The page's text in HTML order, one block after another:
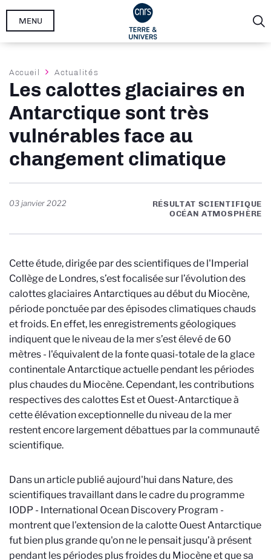
Aller
MENU
Fil
d'Ariane
Accueil Actualités
Les calottes glaciaires en
Antarctique sont très
vulnérables face au
changement climatique
03 janvier 2022
RÉSULTAT SCIENTIFIQUE
OCÉAN ATMOSPHÈRE
Cette étude, dirigée par des scientifiques de l'Imperial
Collège de Londres, s’est focalisée sur l’évolution des
calottes glaciaires Antarctiques au début du Miocène,
période ponctuée par des épisodes climatiques chauds
et froids. En effet, les enregistrements géologiques
indiquent que le niveau de la mer s’est élevé de 60
mètres - l'équivalent de la fonte quasi-totale de la glace
continentale Antarctique actuelle pendant les périodes
plus chaudes du Miocène. Cependant, les contributions
respectives des calottes Est et Ouest-Antarctique à
cette élévation exceptionnelle du niveau de la mer
restent encore largement débattues par la communauté
scientifique.
Dans un article publié aujourd'hui dans Nature, des
scientifiques travaillant dans le cadre du programme
IODP - International Ocean Discovery Program -
montrent que l'extension de la calotte Ouest Antarctique
fut bien plus grande qu'on ne le pensait jusqu’à présent
pendant les périodes plus froides du Miocène et que sa